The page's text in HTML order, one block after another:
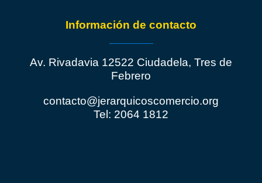
Información de contacto
Av. Rivadavia 12522 Ciudadela, Tres de
Febrero
contacto@jerarquicoscomercio.org
Tel: 2064 1812